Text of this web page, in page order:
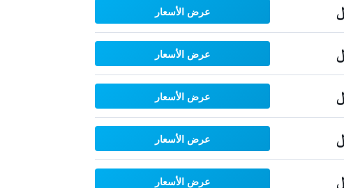
عرض الأسعار
عرض الأسعار
عرض الأسعار
عرض الأسعار
عرض الأسعار